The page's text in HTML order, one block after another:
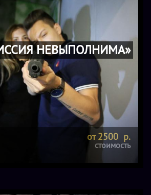
НЕВЫПОЛНИМА»
от 2500 р.
стоимость